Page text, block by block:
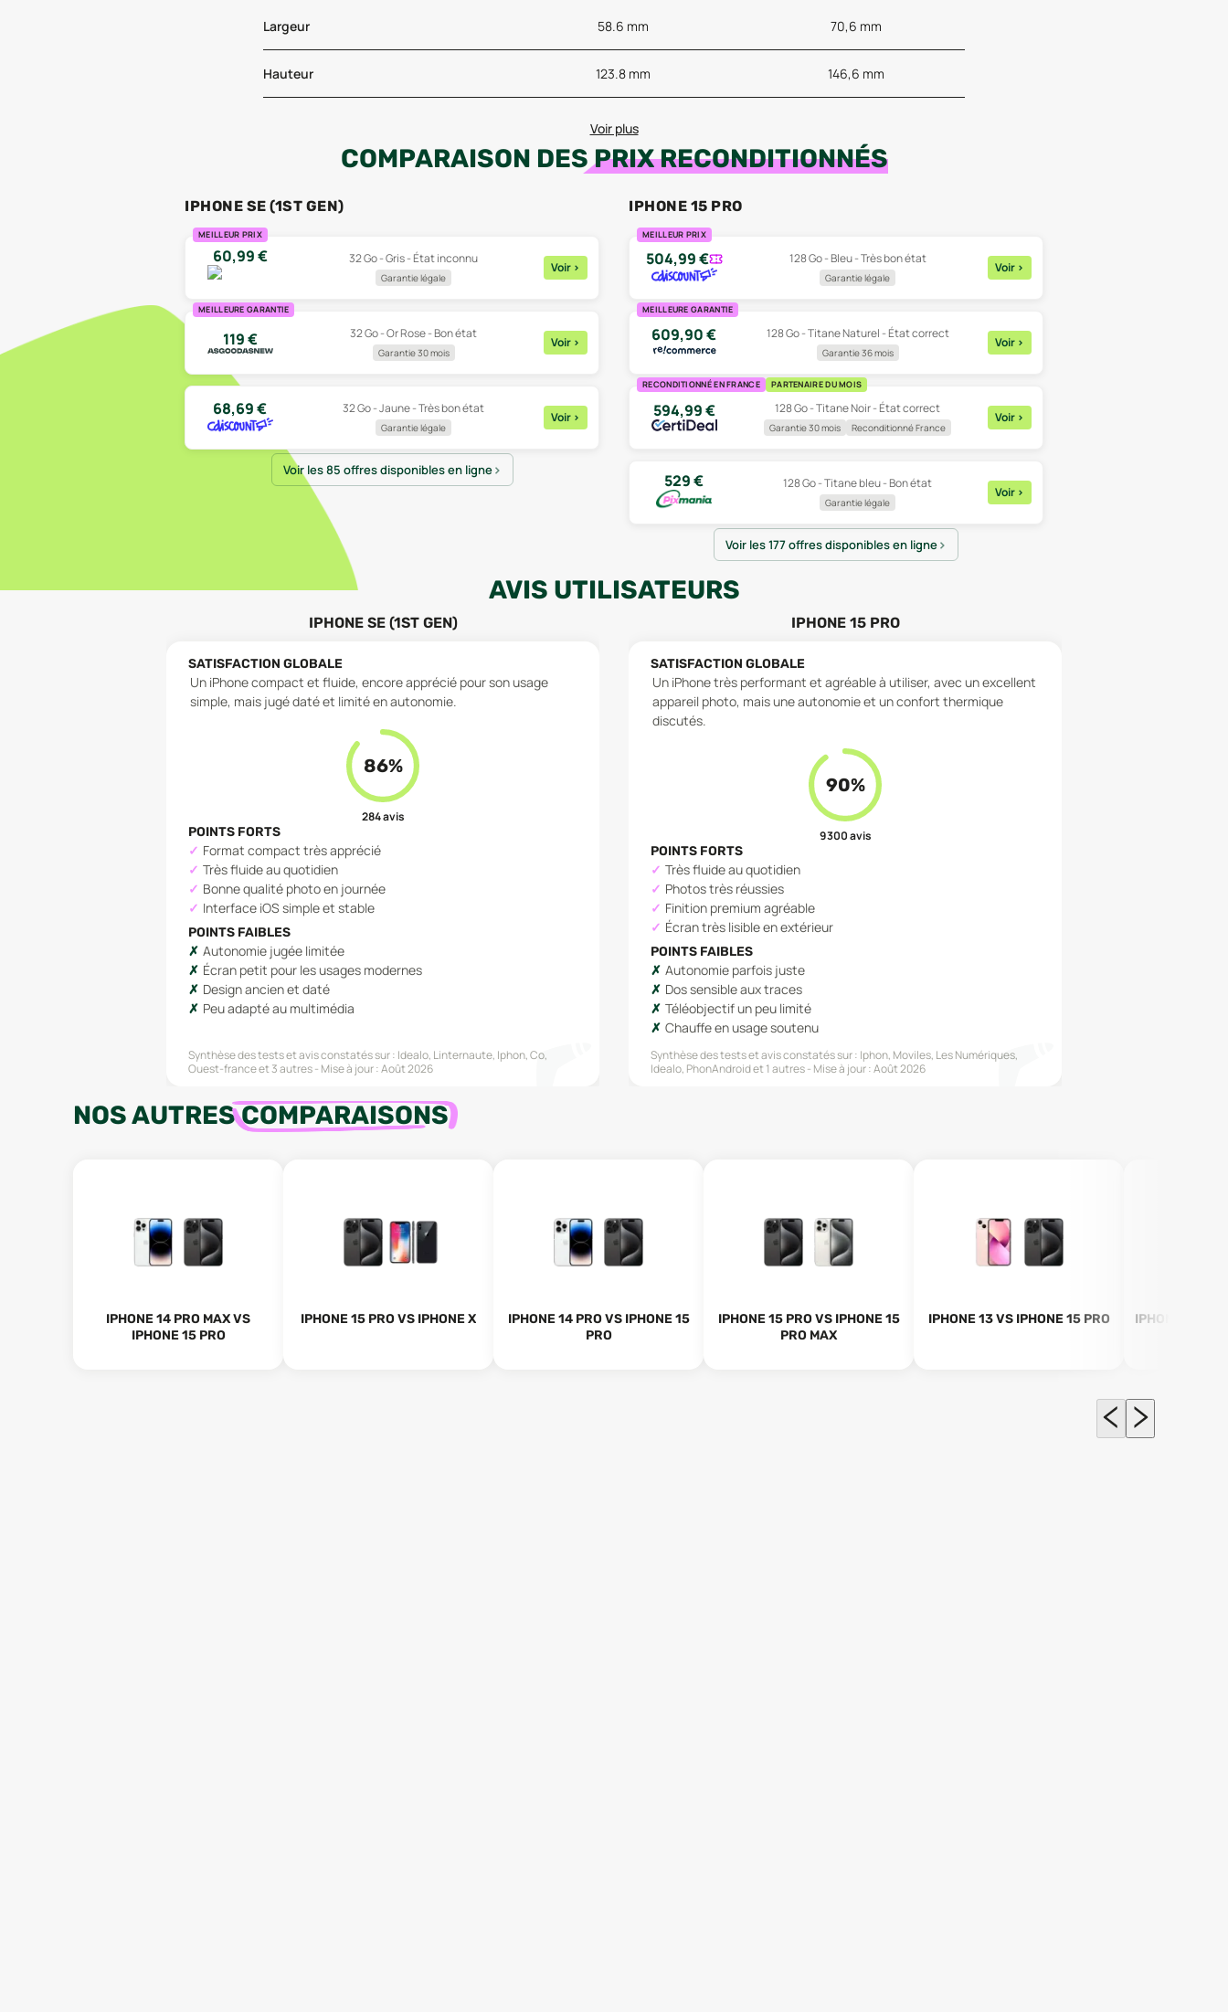
Largeur 58.6 mm 70,6 mm
Hauteur 123.8 mm 146,6 mm
Voir plus
COMPARAISON DESPRIX RECONDITIONNÉS
IPHONE SE (1ST GEN)
MEILLEUR PRIX
60,99€ 32 Go - Gris - État inconnu
Garantie légale
Voir >
MEILLEURE GARANTIE
119€ 32 Go - Or Rose - Bon état
Garantie 30 mois
Voir >
68,69€ 32 Go - Jaune - Très bon état
Garantie légale
Voir >
Voir les 85 offres disponibles en ligne
IPHONE 15 PRO
MEILLEUR PRIX
504,99€ 128 Go - Bleu - Très bon état
Garantie légale
Voir >
MEILLEURE GARANTIE
609,90€ 128 Go - Titane Naturel - État correct
Garantie 36 mois
Voir >
RECONDITIONNÉ EN FRANCE PARTENAIRE DU MOIS
594,99€ 128 Go - Titane Noir - État correct
Garantie 30 mois Reconditionné France
Voir >
529€ 128 Go - Titane bleu - Bon état
Garantie légale
Voir >
Voir les 177 offres disponibles en ligne
AVIS UTILISATEURS
IPHONE SE (1ST GEN)
SATISFACTION GLOBALE
Un iPhone compact et fluide, encore apprécié pour son usage
simple, mais jugé daté et limité en autonomie.
86%
284avis
POINTS FORTS
Format compact très apprécié
Très fluide au quotidien
Bonne qualité photo en journée
Interface iOS simple et stable
POINTS FAIBLES
Autonomie jugée limitée
Écran petit pour les usages modernes
Design ancien et daté
Peu adapté au multimédia
Synthèse des tests et avis constatés sur : Idealo, Linternaute, Iphon, Co,
Ouest-franceet 3 autres Mise à jour :Août 2026
IPHONE 15 PRO
SATISFACTION GLOBALE
Un iPhone très performant et agréable à utiliser, avec un excellent
appareil photo, mais une autonomie et un confort thermique
discutés.
90%
9 300avis
POINTS FORTS
Très fluide au quotidien
Photos très réussies
Finition premium agréable
Écran très lisible en extérieur
POINTS FAIBLES
Autonomie parfois juste
Dos sensible aux traces
Téléobjectif un peu limité
Chauffe en usage soutenu
Synthèse des tests et avis constatés sur : Iphon, Moviles, Les Numériques,
Idealo, PhonAndroidet 1 autres Mise à jour :Août 2026
NOS AUTRESCOMPARAISONS
IPHONE 14 PRO MAX VS
IPHONE 15 PRO
IPHONE 15 PRO VS IPHONE X
IPHONE 14 PRO VS IPHONE 15
PRO
IPHONE 15 PRO VS IPHONE 15
PRO MAX
IPHONE 13 VS IPHONE 15 PRO
IPHONE 15